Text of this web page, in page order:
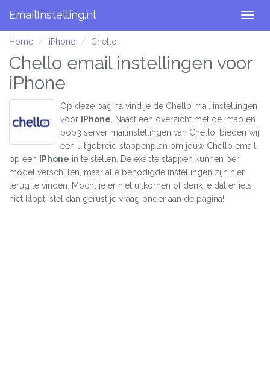
EmailInstelling.nl
Home iPhone Chello
Chello email instellingen voor
iPhone
Op deze pagina vind je de Chello mail instellingen
voor iPhone . Naast een overzicht met de imap en
pop3 server mailinstellingen van Chello, bieden wij
een uitgebreid stappenplan om jouw Chello email
op een iPhone in te stellen. De exacte stappen kunnen per
model verschillen, maar alle benodigde instellingen zijn hier
terug te vinden. Mocht je er niet uitkomen of denk je dat er iets
niet klopt, stel dan gerust je vraag onder aan de pagina!